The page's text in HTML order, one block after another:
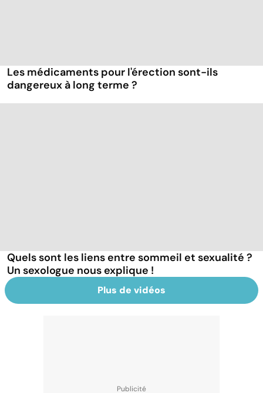
Les médicaments pour l'érection sont-ils
dangereux à long terme ?
Quels sont les liens entre sommeil et sexualité ?
Un sexologue nous explique !
Plus de vidéos